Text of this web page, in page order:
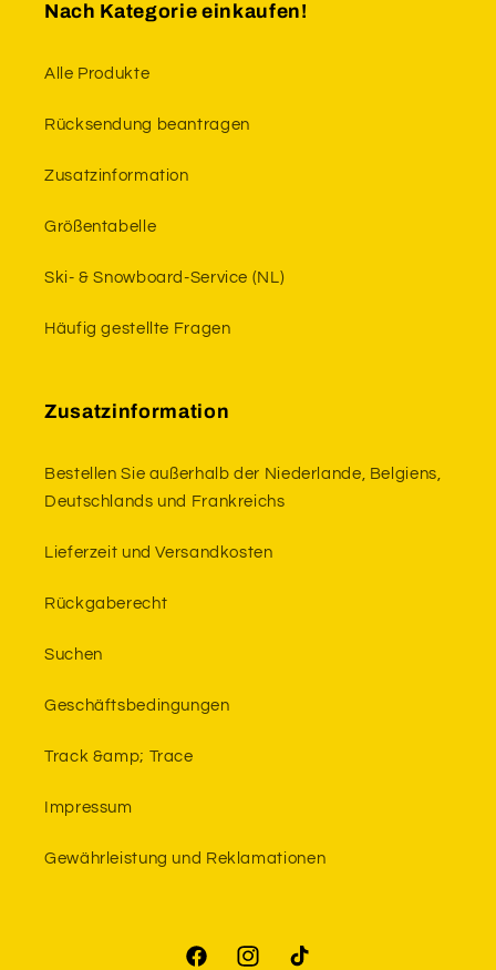
Nach Kategorie einkaufen!
Alle Produkte
Rücksendung beantragen
Zusatzinformation
Größentabelle
Ski- & Snowboard-Service (NL)
Häufig gestellte Fragen
Zusatzinformation
Bestellen Sie außerhalb der Niederlande, Belgiens,
Deutschlands und Frankreichs
Lieferzeit und Versandkosten
Rückgaberecht
Suchen
Geschäftsbedingungen
Track &amp; Trace
Impressum
Gewährleistung und Reklamationen